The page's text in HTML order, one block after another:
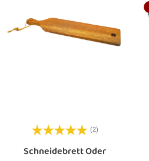
(2)
Schneidebrett Oder